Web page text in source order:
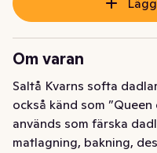
Om varan
Saltå Kvarns softa
också känd som
används som färska
matlagning, bakning,